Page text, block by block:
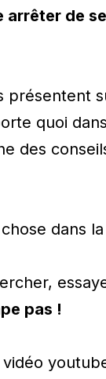
de
présentent
quoi
des
dans
pas !